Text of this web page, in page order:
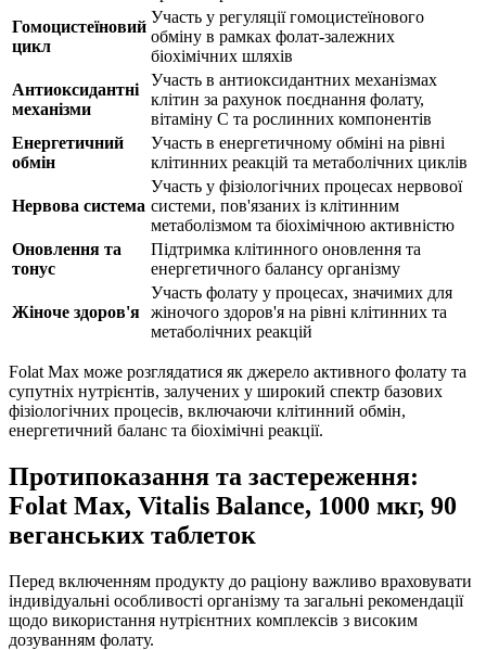
Гомоцистеїновий
цикл
Участь у регуляції гомоцистеїнового
обміну в рамках фолат-залежних
біохімічних шляхів
Антиоксидантні
механізми
Участь в антиоксидантних механізмах
клітин за рахунок поєднання фолату,
вітаміну C та рослинних компонентів
Енергетичний
обмін
Участь в енергетичному обміні на рівні
клітинних реакцій та метаболічних циклів
Нервова система
Участь у фізіологічних процесах нервової
системи, пов'язаних із клітинним
метаболізмом та біохімічною активністю
Оновлення та
тонус
Підтримка клітинного оновлення та
енергетичного балансу організму
Жіноче здоров'я
Участь фолату у процесах, значимих для
жіночого здоров'я на рівні клітинних та
метаболічних реакцій
Folat Max може розглядатися як джерело активного фолату та
супутніх нутрієнтів, залучених у широкий спектр базових
фізіологічних процесів, включаючи клітинний обмін,
енергетичний баланс та біохімічні реакції.
Протипоказання та застереження:
Folat Max, Vitalis Balance, 1000 мкг, 90
веганських таблеток
Перед включенням продукту до раціону важливо враховувати
індивідуальні особливості організму та загальні рекомендації
щодо використання нутрієнтних комплексів з високим
дозуванням фолату.